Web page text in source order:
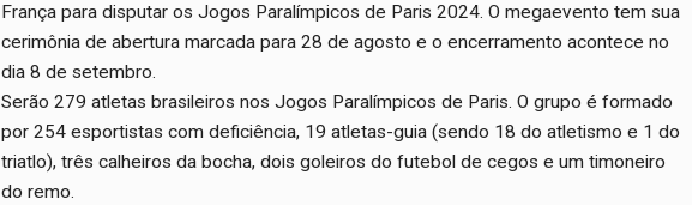
França para disputar os Jogos Paralímpicos de Paris 2024. O megaevento tem sua
cerimônia de abertura marcada para 28 de agosto e o encerramento acontece no
dia 8 de setembro.
Serão 279 atletas brasileiros nos Jogos Paralímpicos de Paris. O grupo é formado
por 254 esportistas com deficiência, 19 atletas-guia (sendo 18 do atletismo e 1 do
triatlo), três calheiros da bocha, dois goleiros do futebol de cegos e um timoneiro
do remo.